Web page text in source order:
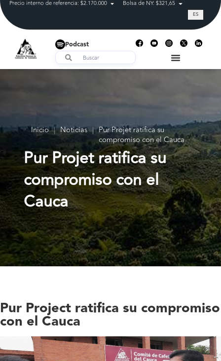
Precio interno de referencia: $2.170.000 Bolsa de NY: $321,65 Tasa de
ES
Podcast
Inicio | Noticias | Pur Projet ratifica su
compromiso con el Cauca
Pur Projet ratifica su
compromiso con el
Cauca
Pur Project ratifica su compromiso
con el Cauca